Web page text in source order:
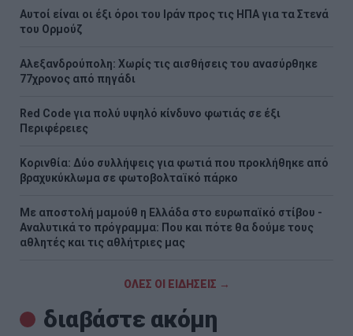
Αυτοί είναι οι έξι όροι του Ιράν προς τις ΗΠΑ για τα Στενά
του Ορμούζ
Αλεξανδρούπολη: Χωρίς τις αισθήσεις του ανασύρθηκε
77χρονος από πηγάδι
Red Code για πολύ υψηλό κίνδυνο φωτιάς σε έξι
Περιφέρειες
Κορινθία: Δύο συλλήψεις για φωτιά που προκλήθηκε από
βραχυκύκλωμα σε φωτοβολταϊκό πάρκο
Με αποστολή μαμούθ η Ελλάδα στο ευρωπαϊκό στίβου -
Αναλυτικά το πρόγραμμα: Που και πότε θα δούμε τους
αθλητές και τις αθλήτριες μας
ΟΛΕΣ ΟΙ ΕΙΔΗΣΕΙΣ →
διαβάστε ακόμη